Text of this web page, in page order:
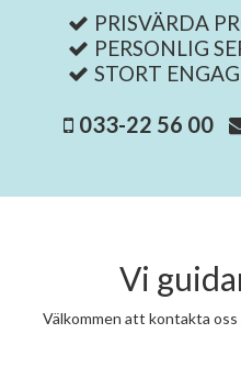
PRISVÄRDA
PERSONLIG
STORT
033-22 56 00
Vi
Välkommen att kontakta